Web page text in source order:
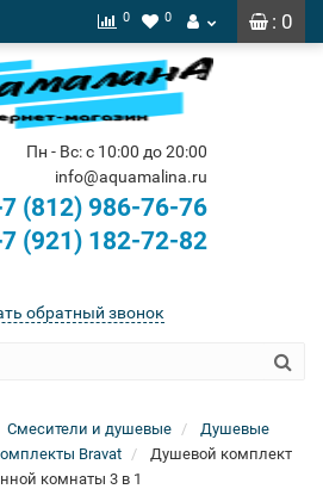
: 0
0 0
Пн - Вс: с 10:00 до 20:00
info@aquamalina.ru
(812) 986-76-76
(921) 182-72-82
обратный звонок
Смесители и душевые
Душевые
Bravat
Душевой комплект
комнаты 3 в 1